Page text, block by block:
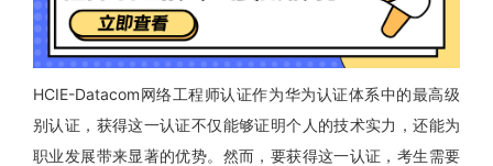
HCIE-Datacom网络工程师认证作为华为认证体系中的最高级
别认证，获得这一认证不仅能够证明个人的技术实力，还能为
职业发展带来显著的优势。然而，要获得这一认证，考生需要